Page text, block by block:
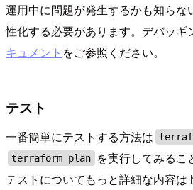
運用中に問題が発生するかも知らな
性化する必要があります。デバッギ
キュメント をご参照ください。
テスト
一番簡単にテストする方法は
terraform plan
を実行してみるこ
テストについてもっと詳細な内容は